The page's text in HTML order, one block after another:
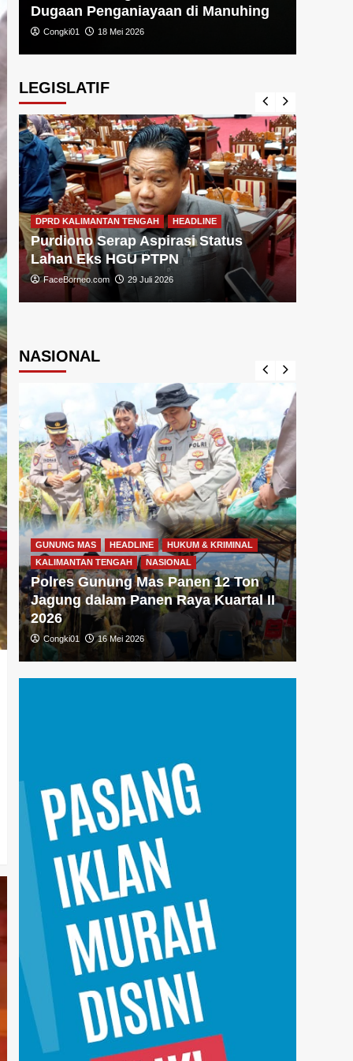
Dugaan Penganiayaan di Manuhing
Congki01 18 Mei 2026
LEGISLATIF
DPRD KALIMANTAN TENGAH HEADLINE
Purdiono Serap Aspirasi Status
Lahan Eks HGU PTPN
FaceBorneo.com 29 Juli 2026
NASIONAL
GUNUNG MAS HEADLINE
HUKUM & KRIMINAL
KALIMANTAN TENGAH
NASIONAL
Polres Gunung Mas Panen 12 Ton
Jagung dalam Panen Raya Kuartal II
2026
Congki01 16 Mei 2026